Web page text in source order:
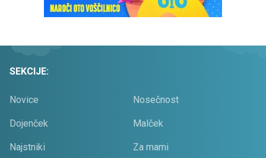
SEKCIJE:
Novice Nosečnost
Dojenček Malček
Najstniki Za mami